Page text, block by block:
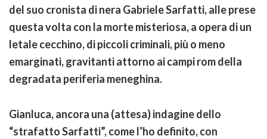
del suo cronista di nera Gabriele Sarfatti, alle prese
questa volta con la morte misteriosa, a opera di un
letale cecchino, di piccoli criminali, più o meno
emarginati, gravitanti attorno ai campi rom della
degradata periferia meneghina.
Gianluca, ancora una (attesa) indagine dello
“strafatto Sarfatti”, come l’ho definito, con